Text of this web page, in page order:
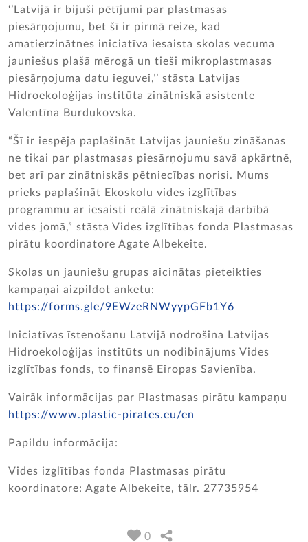
‘’Latvijā ir bijuši pētījumi par plastmasas
piesārņojumu, bet šī ir pirmā reize, kad
amatierzinātnes iniciatīva iesaista skolas vecuma
jauniešus plašā mērogā un tieši mikroplastmasas
piesārņojuma datu ieguvei,’’ stāsta Latvijas
Hidroekoloģijas institūta zinātniskā asistente
Valentīna Burdukovska.
“Šī ir iespēja paplašināt Latvijas jauniešu zināšanas
ne tikai par plastmasas piesārņojumu savā apkārtnē,
bet arī par zinātniskās pētniecības norisi. Mums
prieks paplašināt Ekoskolu vides izglītības
programmu ar iesaisti reālā zinātniskajā darbībā
vides jomā,” stāsta Vides izglītības fonda Plastmasas
pirātu koordinatore Agate Albekeite.
Skolas un jauniešu grupas aicinātas pieteikties
kampaņai aizpildot anketu:
https://forms.gle/9EWzeRNWyypGFb1Y6
Iniciatīvas īstenošanu Latvijā nodrošina Latvijas
Hidroekoloģijas institūts un nodibinājums Vides
izglītības fonds, to finansē Eiropas Savienība.
Vairāk informācijas par Plastmasas pirātu kampaņu
https://www.plastic-pirates.eu/en
Papildu informācija:
Vides izglītības fonda Plastmasas pirātu
koordinatore: Agate Albekeite, tālr. 27735954
0